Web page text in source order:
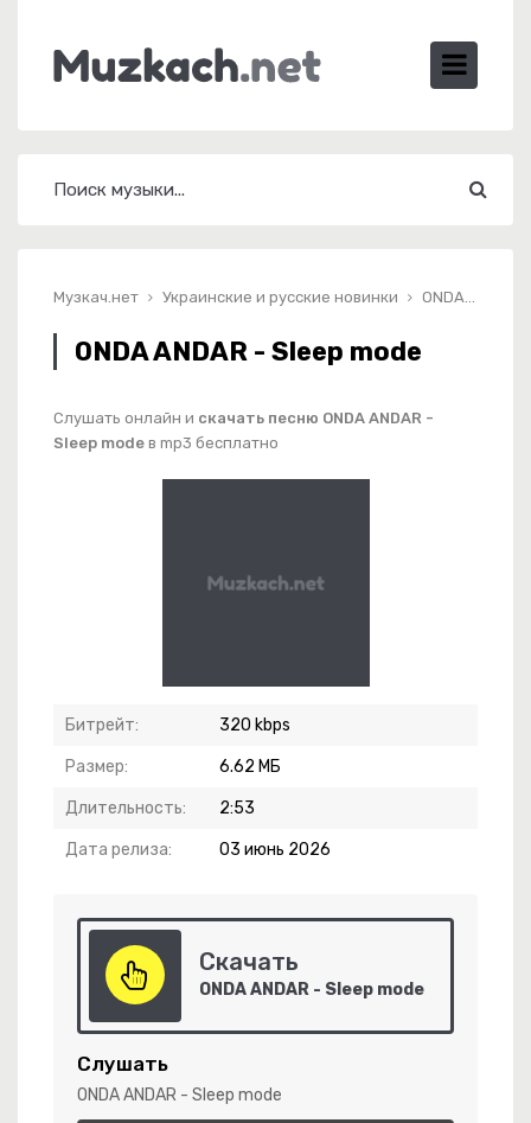
Музкач.нет Украинские и русские новинки ONDA ANDAR - Sleep mode
ONDA ANDAR - Sleep mode
Слушать онлайн и скачать песню ONDA ANDAR -
Sleep mode в mp3 бесплатно
Битрейт: 320 kbps
Размер: 6.62 МБ
Длительность: 2:53
Дата релиза: 03 июнь 2026
Скачать
ONDA ANDAR - Sleep mode
Слушать
ONDA ANDAR - Sleep mode